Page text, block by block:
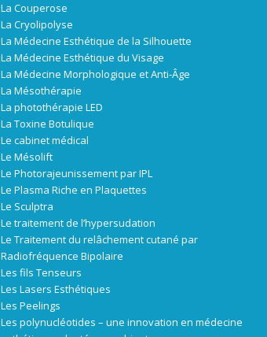
La Couperose
La Cryolipolyse
La Médecine Esthétique de la Silhouette
La Médecine Esthétique du Visage
La Médecine Morphologique et Anti-Âge
La Mésothérapie
La photothérapie LED
La Toxine Botulique
Le cabinet médical
Le Mésolift
Le Photorajeunissement par IPL
Le Plasma Riche en Plaquettes
Le Sculptra
Le traitement de l’hypersudation
Le Traitement du relâchement cutané par
Radiofréquence Bipolaire
Les fils Tenseurs
Les Lasers Esthétiques
Les Peelings
Les polynucléotides – une innovation en médecine